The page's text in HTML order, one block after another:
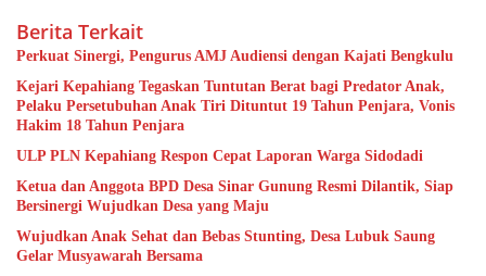
Berita Terkait
Perkuat Sinergi, Pengurus AMJ Audiensi dengan Kajati Bengkulu
Kejari Kepahiang Tegaskan Tuntutan Berat bagi Predator Anak,
Pelaku Persetubuhan Anak Tiri Dituntut 19 Tahun Penjara, Vonis
Hakim 18 Tahun Penjara
ULP PLN Kepahiang Respon Cepat Laporan Warga Sidodadi
Ketua dan Anggota BPD Desa Sinar Gunung Resmi Dilantik, Siap
Bersinergi Wujudkan Desa yang Maju
Wujudkan Anak Sehat dan Bebas Stunting, Desa Lubuk Saung
Gelar Musyawarah Bersama